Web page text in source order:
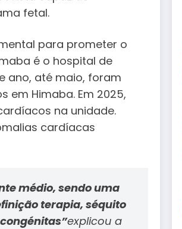
fetal.
para prometer o
é o hospital de
ano, até maio, foram
em Himaba. Em 2025,
na unidade.
cardíacas
médio, sendo uma
terapia, séquito
explicou a